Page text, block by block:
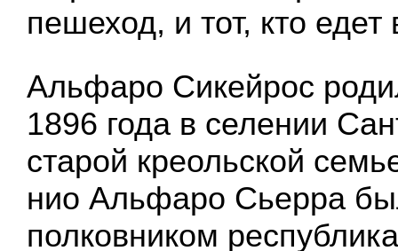
пешеход, и тот, кто
Альфаро Сикейрос
1896 года в селении
старой креольской
нио Альфаро Сьерра
полковником